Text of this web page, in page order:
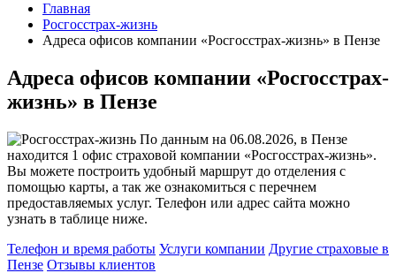
Главная
Росгосстрах-жизнь
Адреса офисов компании «Росгосстрах-жизнь» в Пензе
Адреса офисов компании «Росгосстрах-
жизнь» в Пензе
По данным на 06.08.2026, в Пензе
находится 1 офис страховой компании «Росгосстрах-жизнь».
Вы можете построить удобный маршрут до отделения с
помощью карты, а так же ознакомиться с перечнем
предоставляемых услуг. Телефон или адрес сайта можно
узнать в таблице ниже.
Телефон и время работы Услуги компании Другие страховые в
Пензе Отзывы клиентов